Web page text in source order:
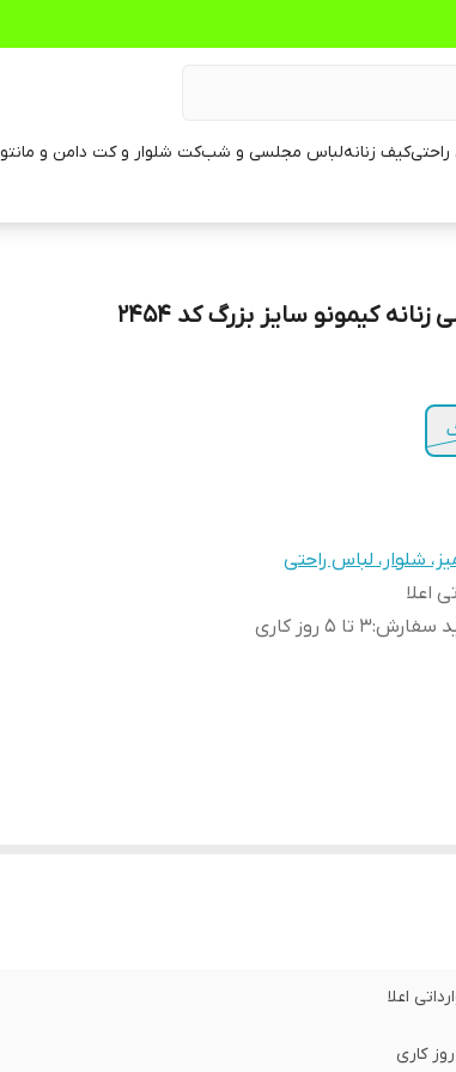
راحتیکیف زنانهلباس مجلسی و شبکت شلوار و کت دامن و مانتو
کیمونو سایز بزرگ کد 2454
شلوار، لباس راحتی
اعلا
سفارش:3 تا 5 روز کاری
اعلا